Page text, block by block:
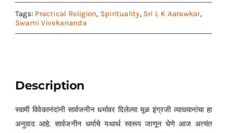
Tags: Practical Religion, Spirituality, Sri L K Aarawkar,
Swami Vivekananda
Description
स्वामी विवेकानंदांनी सार्वजनीन धर्मावर दिलेल्या मूळ इंग्रजी व्याख्यानांचा हा
अनुवाद आहे. सार्वजनीन धर्माचे यथार्थ स्वरूप जाणून घेणे आज अत्यंत